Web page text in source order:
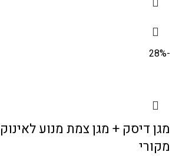
-28%
מקורי